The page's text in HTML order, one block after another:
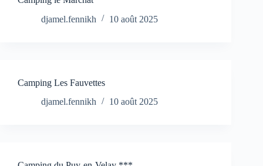
djamel.fennikh
10 août 2025
Camping Les Fauvettes
djamel.fennikh
10 août 2025